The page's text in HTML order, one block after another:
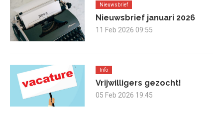
Nieuwsbrief
Nieuwsbrief januari 2026
11 Feb 2026 09:55
Info
Vrijwilligers gezocht!
05 Feb 2026 19:45